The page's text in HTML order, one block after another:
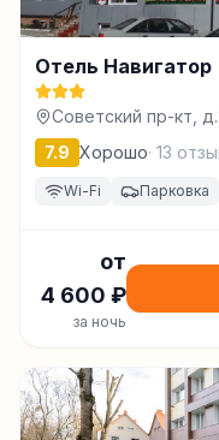
Отель Навигатор
Советский пр-кт,
7.9 Хорошо· 13
Wi-Fi Парковка
от
4 600 ₽
за ночь